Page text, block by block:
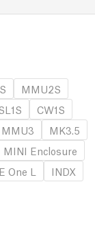
MMU2S
CW1S
MMU3
MK3.5
MINI Enclosure
One L INDX